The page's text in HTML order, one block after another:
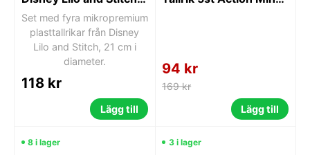
Set med fyra mikropremium
plasttallrikar från Disney
Lilo and Stitch, 21 cm i
diameter.
118 kr
Lägg till
94 kr
169 kr
Lägg till
8 i lager 3 i lager